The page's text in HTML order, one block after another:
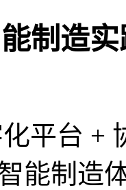
制造
平台 +
能制造